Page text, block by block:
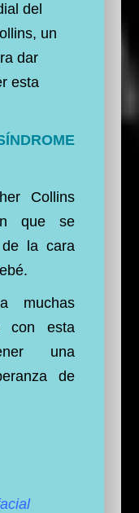
del
un
dar
esta
Collins
que se
de la cara
muchas
con esta
una
de